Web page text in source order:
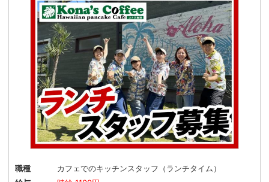
職種
カフェでのキッチンスタッフ（ランチタイム）